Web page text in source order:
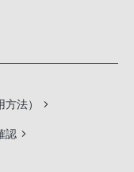
法）
認